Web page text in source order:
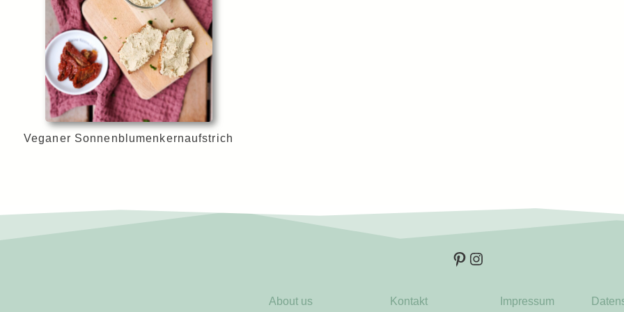
Veganer Sonnenblumenkernaufstrich
Pinterest
Instagram
About us Kontakt Impressum